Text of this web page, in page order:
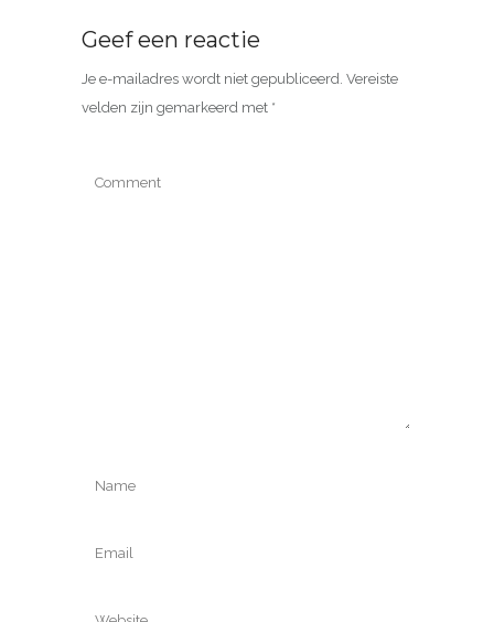
Geef een reactie
Je e-mailadres wordt niet gepubliceerd. Vereiste
velden zijn gemarkeerd met *